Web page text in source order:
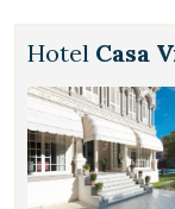
Hotel Casa